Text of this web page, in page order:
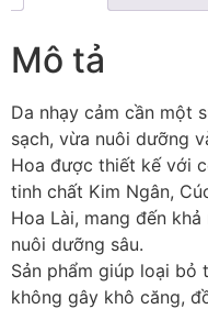
Mô tả
Da nhạy cảm cần một
sạch, vừa nuôi dưỡng
Hoa được thiết kế với
tinh chất Kim Ngân,
Hoa Lài, mang đến
nuôi dưỡng sâu.
Sản phẩm giúp loại bỏ
không gây khô căng,